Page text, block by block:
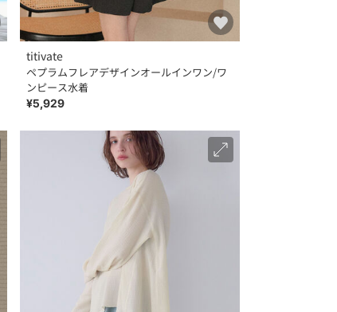
titivate
ペプラムフレアデザインオールインワン/ワ
ンピース水着
¥5,929